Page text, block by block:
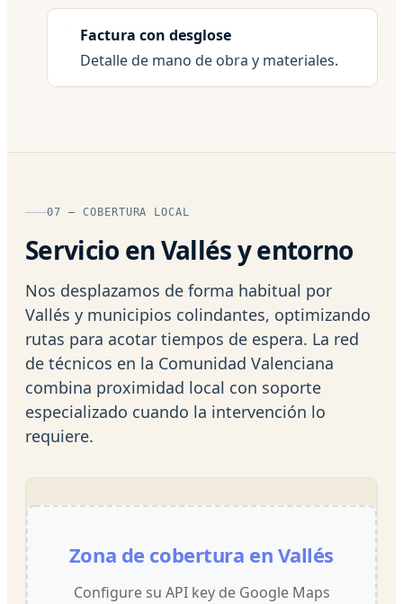
Factura con desglose
Detalle de mano de obra y materiales.
07 — COBERTURA LOCAL
Servicio en Vallés y entorno
Nos desplazamos de forma habitual por
Vallés y municipios colindantes, optimizando
rutas para acotar tiempos de espera. La red
de técnicos en la Comunidad Valenciana
combina proximidad local con soporte
especializado cuando la intervención lo
requiere.
Zona de cobertura en Vallés
Configure su API key de Google Maps